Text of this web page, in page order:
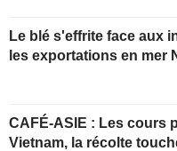
Le blé s'effrite face aux
les exportations en mer
CAFÉ-ASIE : Les cours
Vietnam, la récolte